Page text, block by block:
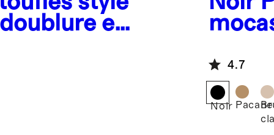
en
4.7
Noir Pacane